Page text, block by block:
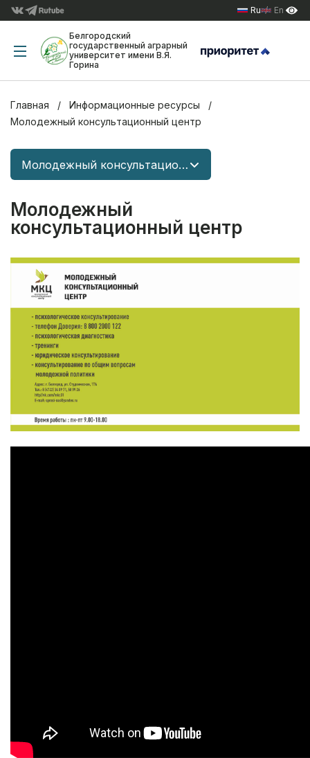
Ru En
Белгородский
государственный аграрный
университет имени В.Я.
Горина
Главная
Информационные ресурсы
Молодежный консультационный центр
Молодежный консультационный центр
Молодежный
консультационный центр